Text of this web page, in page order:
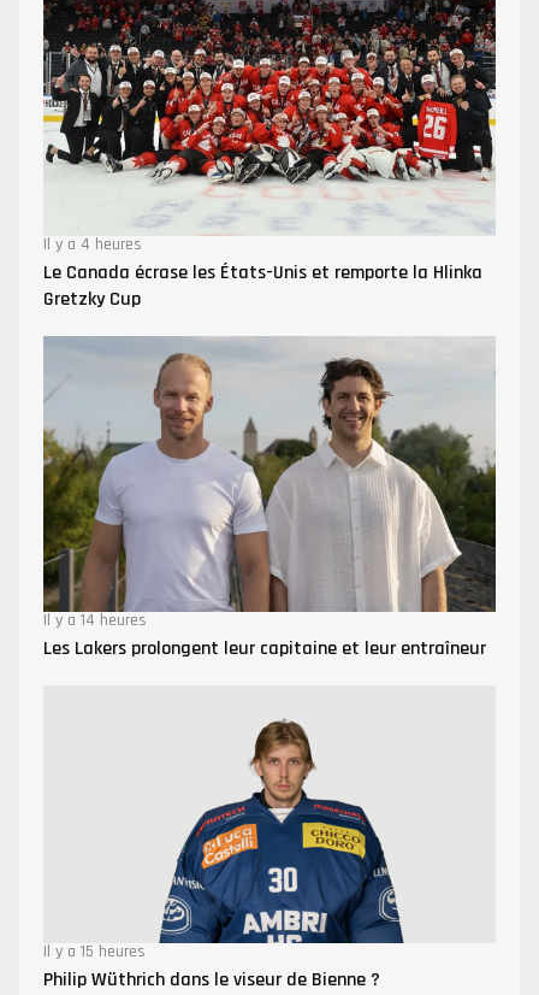
Il y a 4 heures
Le Canada écrase les États-Unis et remporte la Hlinka
Gretzky Cup
Il y a 14 heures
Les Lakers prolongent leur capitaine et leur entraîneur
Il y a 15 heures
Philip Wüthrich dans le viseur de Bienne ?